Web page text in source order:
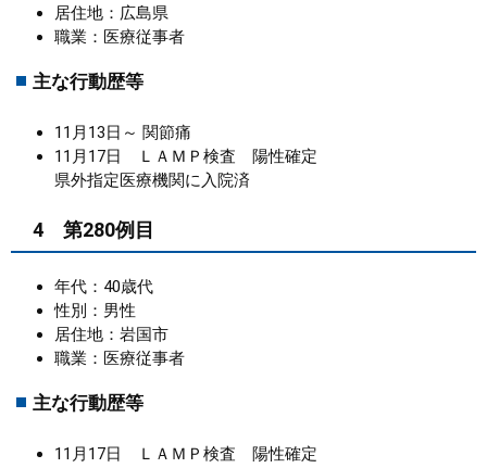
居住地：広島県
職業：医療従事者
主な行動歴等
11月13日～ 関節痛
11月17日 ＬＡＭＰ検査 陽性確定
県外指定医療機関に入院済
4 第280例目
年代：40歳代
性別：男性
居住地：岩国市
職業：医療従事者
主な行動歴等
11月17日 ＬＡＭＰ検査 陽性確定